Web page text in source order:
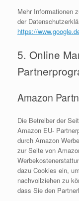
Mehr Informationen
der
https://
5. Online
Amazon
Die Betreiber der
Amazon EU-
durch Amazon
zur Seite von
dazu Cookies ein,
nachvollziehen zu
dass Sie den